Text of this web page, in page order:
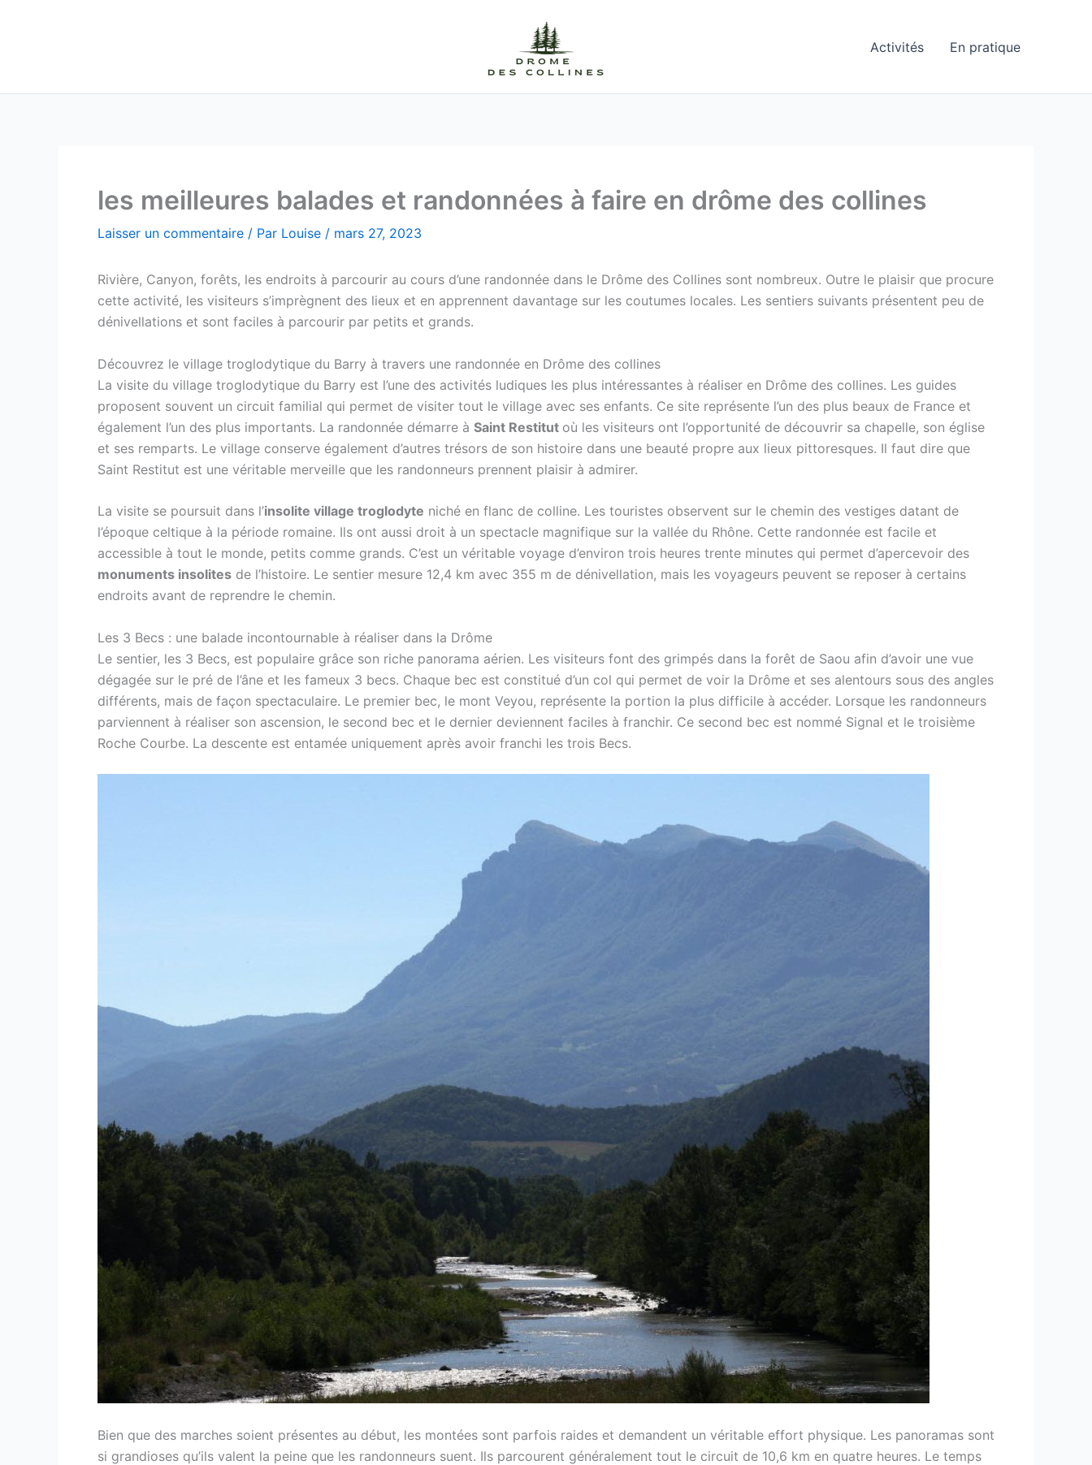
Activités En pratique
les meilleures balades et randonnées à faire en drôme des collines
Laisser un commentaire / Par Louise / mars 27, 2023
Rivière, Canyon, forêts, les endroits à parcourir au cours d’une randonnée dans le Drôme des Collines sont nombreux. Outre le plaisir que procure
cette activité, les visiteurs s’imprègnent des lieux et en apprennent davantage sur les coutumes locales. Les sentiers suivants présentent peu de
dénivellations et sont faciles à parcourir par petits et grands.
Découvrez le village troglodytique du Barry à travers une randonnée en Drôme des collines
La visite du village troglodytique du Barry est l’une des activités ludiques les plus intéressantes à réaliser en Drôme des collines. Les guides
proposent souvent un circuit familial qui permet de visiter tout le village avec ses enfants. Ce site représente l’un des plus beaux de France et
également l’un des plus importants. La randonnée démarre à Saint Restitut où les visiteurs ont l’opportunité de découvrir sa chapelle, son église
et ses remparts. Le village conserve également d’autres trésors de son histoire dans une beauté propre aux lieux pittoresques. Il faut dire que
Saint Restitut est une véritable merveille que les randonneurs prennent plaisir à admirer.
La visite se poursuit dans l’insolite village troglodyte niché en flanc de colline. Les touristes observent sur le chemin des vestiges datant de
l’époque celtique à la période romaine. Ils ont aussi droit à un spectacle magnifique sur la vallée du Rhône. Cette randonnée est facile et
accessible à tout le monde, petits comme grands. C’est un véritable voyage d’environ trois heures trente minutes qui permet d’apercevoir des
monuments insolites de l’histoire. Le sentier mesure 12,4 km avec 355 m de dénivellation, mais les voyageurs peuvent se reposer à certains
endroits avant de reprendre le chemin.
Les 3 Becs : une balade incontournable à réaliser dans la Drôme
Le sentier, les 3 Becs, est populaire grâce son riche panorama aérien. Les visiteurs font des grimpés dans la forêt de Saou afin d’avoir une vue
dégagée sur le pré de l’âne et les fameux 3 becs. Chaque bec est constitué d’un col qui permet de voir la Drôme et ses alentours sous des angles
différents, mais de façon spectaculaire. Le premier bec, le mont Veyou, représente la portion la plus difficile à accéder. Lorsque les randonneurs
parviennent à réaliser son ascension, le second bec et le dernier deviennent faciles à franchir. Ce second bec est nommé Signal et le troisième
Roche Courbe. La descente est entamée uniquement après avoir franchi les trois Becs.
Bien que des marches soient présentes au début, les montées sont parfois raides et demandent un véritable effort physique. Les panoramas sont
si grandioses qu’ils valent la peine que les randonneurs suent. Ils parcourent généralement tout le circuit de 10,6 km en quatre heures. Le temps